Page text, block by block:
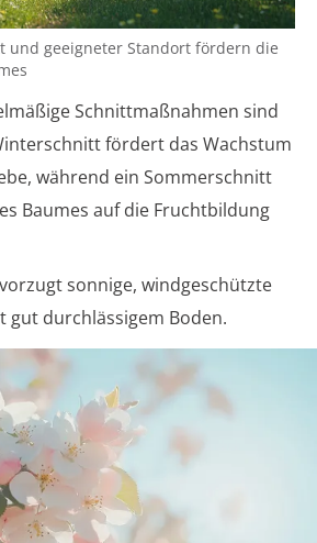
und geeigneter Standort fördern die
Schnittmaßnahmen sind
fördert das Wachstum
während ein Sommerschnitt
Baumes auf die Fruchtbildung
sonnige, windgeschützte
gut durchlässigem Boden.